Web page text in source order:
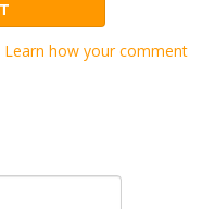
Learn how your comment